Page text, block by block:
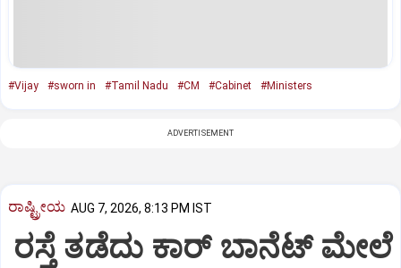
#Vijay #sworn in #Tamil Nadu #CM #Cabinet #Ministers
ADVERTISEMENT
ರಾಷ್ಟ್ರೀಯ AUG 7, 2026, 8:13 PM IST
ರಸ್ತೆ ತಡೆದು ಕಾರ್ ಬಾನೆಟ್ ಮೇಲೆ